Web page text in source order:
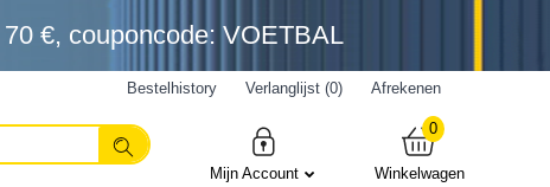
70 €, couponcode: VOETBAL
Bestelhistory Verlanglijst (0) Afrekenen
Mijn Account
0
Winkelwagen